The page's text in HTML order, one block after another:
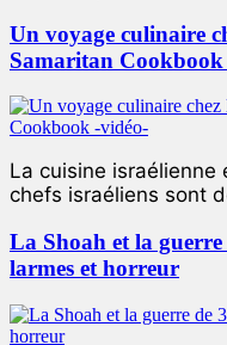
Un voyage culinaire
Samaritan Cookbook
La cuisine
chefs israéliens sont
La Shoah et la
larmes et horreur